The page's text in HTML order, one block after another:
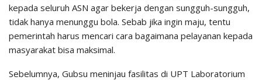
kepada seluruh ASN agar bekerja dengan sungguh-sungguh,
tidak hanya menunggu bola. Sebab jika ingin maju, tentu
pemerintah harus mencari cara bagaimana pelayanan kepada
masyarakat bisa maksimal.
Sebelumnya, Gubsu meninjau fasilitas di UPT Laboratorium